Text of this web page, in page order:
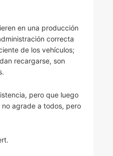
en una producción
correcta
de los vehículos;
recargarse, son
pero que luego
agrade a todos, pero